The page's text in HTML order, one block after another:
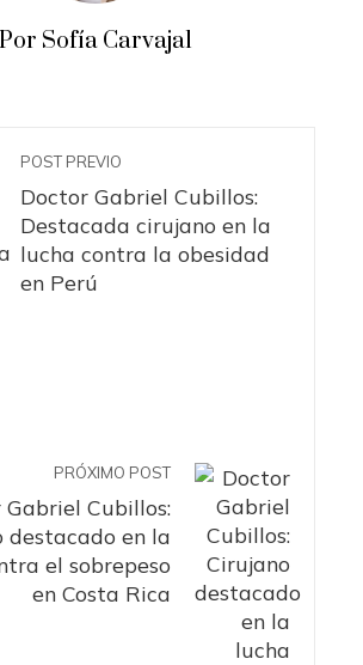
Por Sofía Carvajal
POST PREVIO
Doctor Gabriel Cubillos:
Destacada cirujano en la
lucha contra la obesidad
en Perú
PRÓXIMO POST
Gabriel Cubillos:
destacado en la
el sobrepeso
en Costa Rica